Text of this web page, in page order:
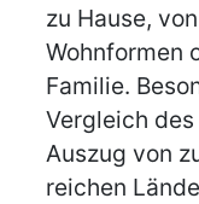
zu Hause,
Wohnformen
Familie.
Vergleich
Auszug von
reichen